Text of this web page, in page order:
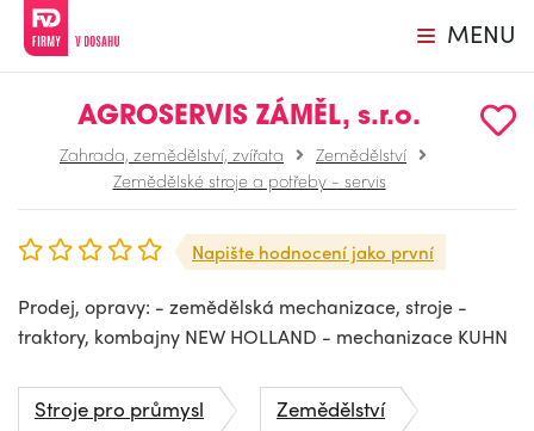
MENU
AGROSERVIS ZÁMĚL, s.r.o.
Zahrada, zemědělství, zvířata
Zemědělství
Zemědělské stroje a potřeby - servis
Napište hodnocení jako první
Prodej, opravy: - zemědělská mechanizace, stroje -
traktory, kombajny NEW HOLLAND - mechanizace KUHN
Stroje pro průmysl
Zemědělství